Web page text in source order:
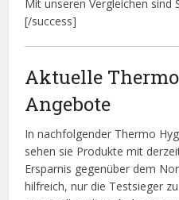
Mit unseren Vergleichen sind
[/success]
Aktuelle
Angebote
In nachfolgender Thermo
sehen sie Produkte mit
Ersparnis gegenüber dem
hilfreich, nur die Testsieger